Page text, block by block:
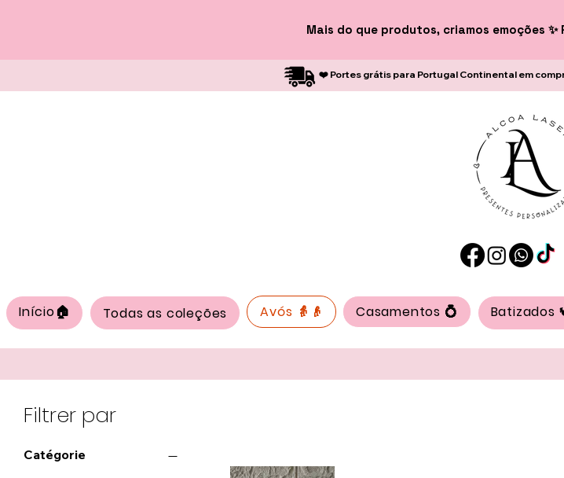
Mais do que produtos, criamos emoções ✨
❤️ Portes grátis para Portugal Continental em
Início🏠 Todas as coleções Avós 👵👴 Casamentos 💍 Batizados
Filtrer par
Catégorie